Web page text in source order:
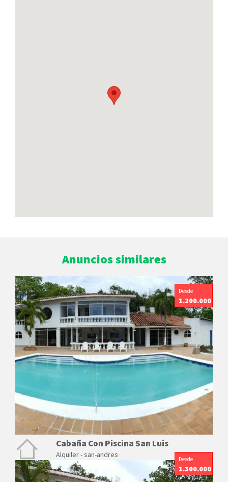
Anuncios similares
Desde
1.200.000
Cabaña Con Piscina San Luis
Alquiler - san-andres
Desde
1.300.000